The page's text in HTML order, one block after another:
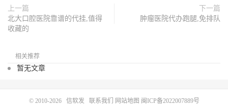
上一篇
北大口腔医院靠谱的代挂,值得
收藏的
下一篇
肿瘤医院代办跑腿,免排队
相关推荐
暂无文章
© 2010-2026 信软发 联系我们 网站地图 闽ICP备2022007889号